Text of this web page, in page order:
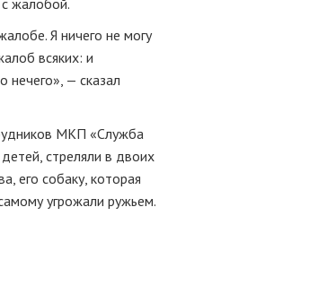
Я ничего не могу
всяких: и
нечего», — сказал
МКП «Служба
стреляли в двоих
его собаку, которая
угрожали ружьем.